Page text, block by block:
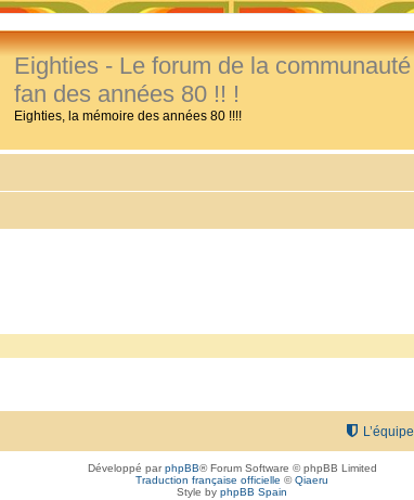
Eighties - Le forum de la communauté
fan des années 80 !! !
Eighties, la mémoire des années 80 !!!!
L’équipe
Développé parphpBB® Forum Software © phpBB Limited
Traduction française officielle ©Qiaeru
Style by phpBB Spain